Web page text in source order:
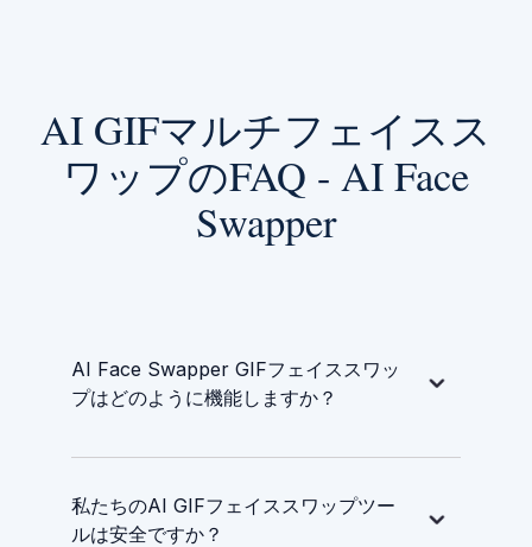
AI GIFマルチフェイスス
ワップのFAQ - AI Face
Swapper
AI Face Swapper GIFフェイススワッ
プはどのように機能しますか？
私たちのAI GIFフェイススワップツー
ルは安全ですか？